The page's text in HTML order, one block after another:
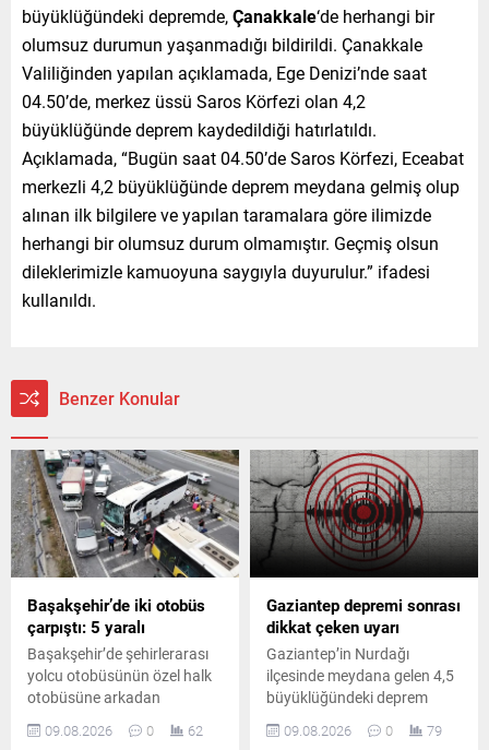
büyüklüğündeki depremde,Çanakkale‘de herhangi bir
olumsuz durumun yaşanmadığı bildirildi. Çanakkale
Valiliğinden yapılan açıklamada, Ege Denizi’nde saat
04.50’de, merkez üssü Saros Körfezi olan 4,2
büyüklüğünde deprem kaydedildiği hatırlatıldı.
Açıklamada, “Bugün saat 04.50’de Saros Körfezi, Eceabat
merkezli 4,2 büyüklüğünde deprem meydana gelmiş olup
alınan ilk bilgilere ve yapılan taramalara göre ilimizde
herhangi bir olumsuz durum olmamıştır. Geçmiş olsun
dileklerimizle kamuoyuna saygıyla duyurulur.” ifadesi
kullanıldı.
Benzer Konular
Başakşehir’de iki otobüs
çarpıştı: 5 yaralı
Başakşehir’de şehirlerarası
yolcu otobüsünün özel halk
otobüsüne arkadan
çarpması sonucu 5 kişi
yaralandı. Yaralıların hayati
09.08.2026 0 62
Gaziantep depremi sonrası
dikkat çeken uyarı
Gaziantep’in Nurdağı
ilçesinde meydana gelen 4,5
büyüklüğündeki deprem
çevre illerde hissedildi. Prof.
Dr. Osman Bektaş, bölgedeki
09.08.2026 0 79